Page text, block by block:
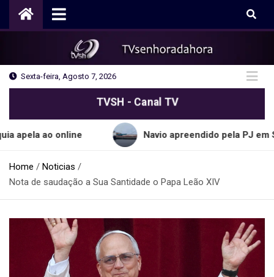
Sexta-feira, Agosto 7, 2026
TVSH - Canal TV
online Navio apreendido pela PJ em Sines
Home
Noticias
Nota de saudação a Sua Santidade o Papa Leão XIV